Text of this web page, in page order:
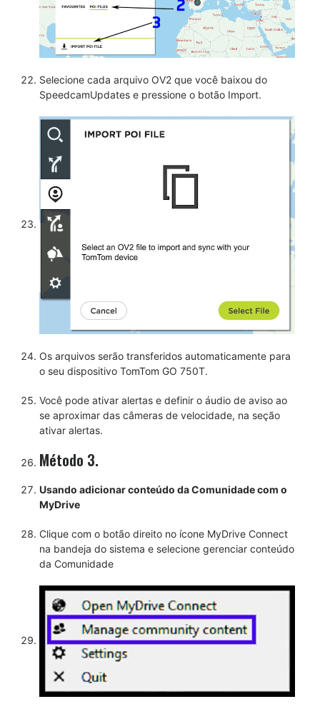
Selecione cada arquivo OV2 que você baixou do
SpeedcamUpdates e pressione o botão Import.
Os arquivos serão transferidos automaticamente para
o seu dispositivo TomTom GO 750T.
Você pode ativar alertas e definir o áudio de aviso ao
se aproximar das câmeras de velocidade, na seção
ativar alertas.
Método 3.
Usando adicionar conteúdo da Comunidade com o
MyDrive
Clique com o botão direito no ícone MyDrive Connect
na bandeja do sistema e selecione gerenciar conteúdo
da Comunidade